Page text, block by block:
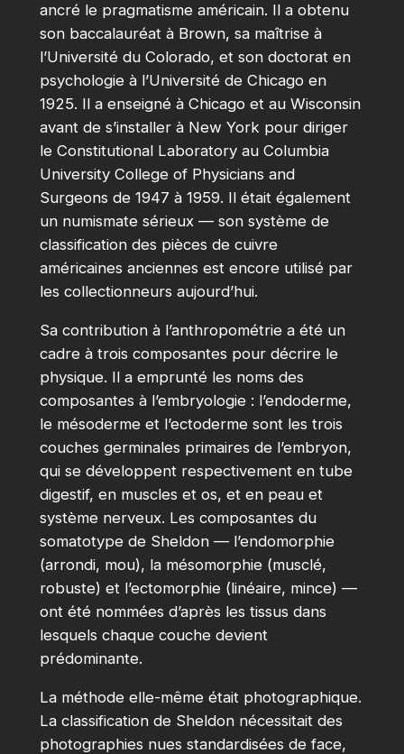
ancré le pragmatisme américain. Il a obtenu
son baccalauréat à Brown, sa maîtrise à
l’Université du Colorado, et son doctorat en
psychologie à l’Université de Chicago en
1925. Il a enseigné à Chicago et au Wisconsin
avant de s’installer à New York pour diriger
le Constitutional Laboratory au Columbia
University College of Physicians and
Surgeons de 1947 à 1959. Il était également
un numismate sérieux — son système de
classification des pièces de cuivre
américaines anciennes est encore utilisé par
les collectionneurs aujourd’hui.
Sa contribution à l’anthropométrie a été un
cadre à trois composantes pour décrire le
physique. Il a emprunté les noms des
composantes à l’embryologie : l’endoderme,
le mésoderme et l’ectoderme sont les trois
couches germinales primaires de l’embryon,
qui se développent respectivement en tube
digestif, en muscles et os, et en peau et
système nerveux. Les composantes du
somatotype de Sheldon — l’endomorphie
(arrondi, mou), la mésomorphie (musclé,
robuste) et l’ectomorphie (linéaire, mince) —
ont été nommées d’après les tissus dans
lesquels chaque couche devient
prédominante.
La méthode elle-même était photographique.
La classification de Sheldon nécessitait des
photographies nues standardisées de face,